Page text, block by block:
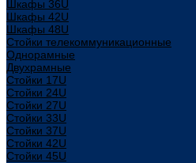
Шкафы 36U
Шкафы 42U
Шкафы 48U
Стойки телекоммуникационные
Однорамные
Двухрамные
Стойки 17U
Стойки 24U
Стойки 27U
Стойки 33U
Стойки 37U
Стойки 42U
Стойки 45U